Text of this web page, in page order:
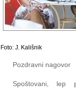
Foto: J. Kališnik
Pozdravni nagovor
Spoštovani, lep